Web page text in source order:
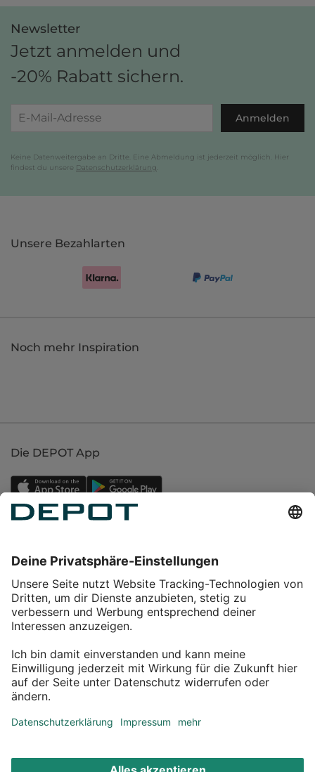
Newsletter
Jetzt anmelden und
-20% Rabatt sichern.
Anmelden
Keine Datenweitergabe an Dritte. Eine Abmeldung ist jederzeit möglich. Hier
findest du unsere Datenschutzerklärung
Unsere Bezahlarten
Noch mehr Inspiration
Die DEPOT App
Service
Über DEPOT
Kontakt